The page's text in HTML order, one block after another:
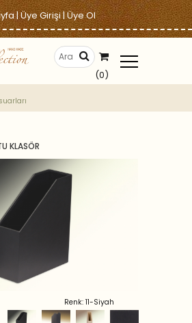
|Üye Girişi|Üye Ol
(0)
KLASÖR
Renk: 11-Siyah